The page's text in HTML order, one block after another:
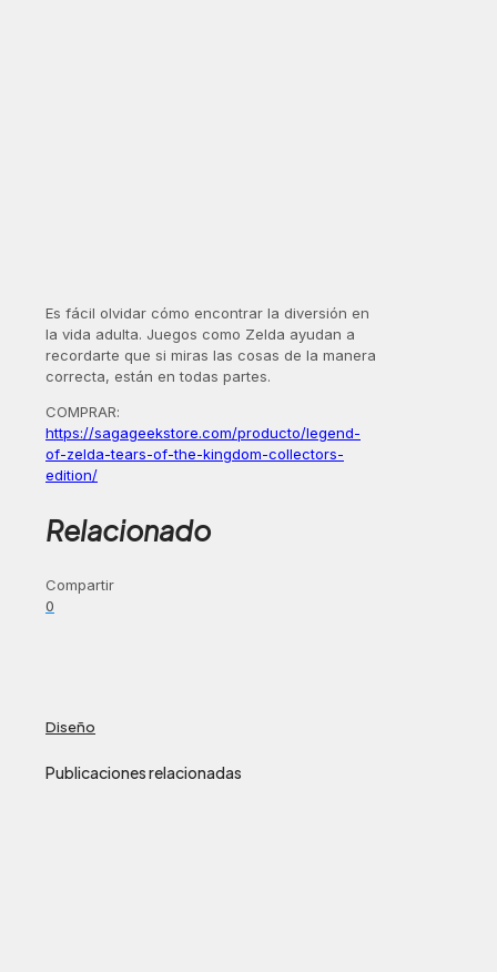
Es fácil olvidar cómo encontrar la diversión en
la vida adulta. Juegos como Zelda ayudan a
recordarte que si miras las cosas de la manera
correcta, están en todas partes.
COMPRAR:
https://sagageekstore.com/producto/legend-
of-zelda-tears-of-the-kingdom-collectors-
edition/
Relacionado
Compartir
0
Diseño
Publicaciones relacionadas